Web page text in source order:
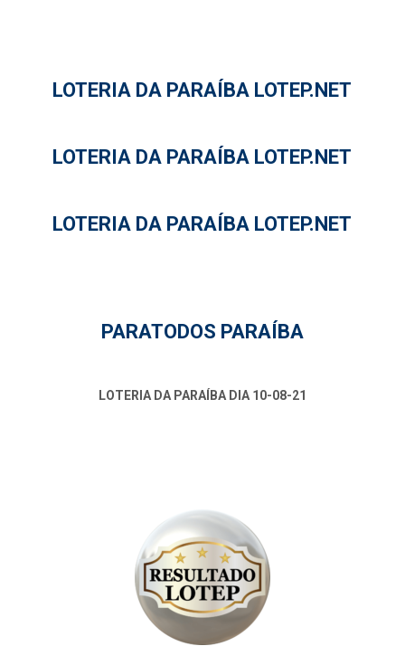
LOTERIA DA PARAÍBA LOTEP.NET
LOTERIA DA PARAÍBA LOTEP.NET
LOTERIA DA PARAÍBA LOTEP.NET
PARATODOS PARAÍBA
LOTERIA DA PARAÍBA DIA 10-08-21